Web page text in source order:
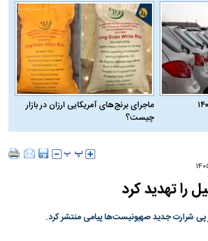
ماجرای برنج‌های آمریکایی ارزان در بازار
چیست؟
را تهدید کرد
شرارت جدید صهیونیست‌ها پیامی منتشر کرد.